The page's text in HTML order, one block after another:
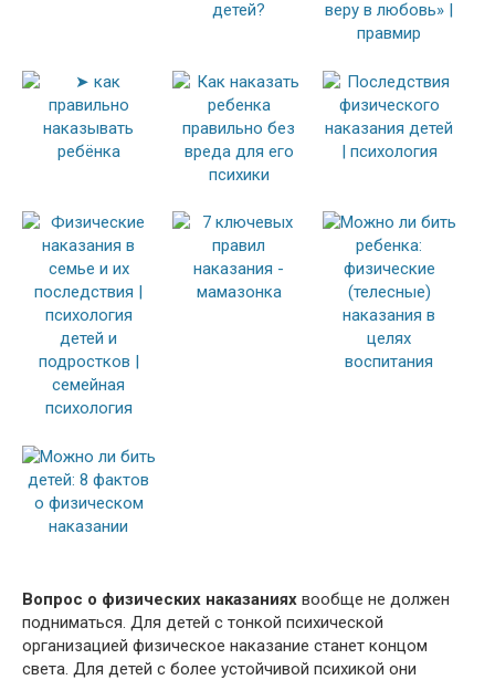
Вопрос о физических наказаниях вообще не должен
подниматься. Для детей с тонкой психической
организацией физическое наказание станет концом
света. Для детей с более устойчивой психикой они